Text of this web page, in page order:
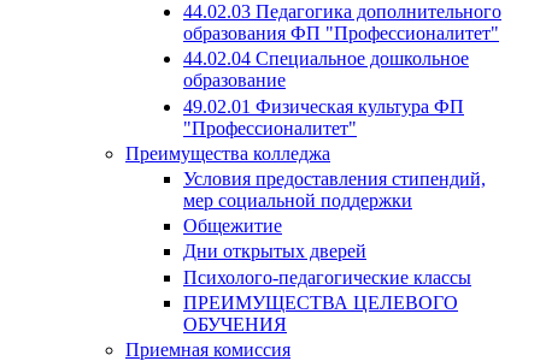
44.02.03 Педагогика дополнительного
образования ФП "Профессионалитет"
44.02.04 Специальное дошкольное
образование
49.02.01 Физическая культура ФП
"Профессионалитет"
Преимущества колледжа
Условия предоставления стипендий,
мер социальной поддержки
Общежитие
Дни открытых дверей
Психолого-педагогические классы
ПРЕИМУЩЕСТВА ЦЕЛЕВОГО
ОБУЧЕНИЯ
Приемная комиссия